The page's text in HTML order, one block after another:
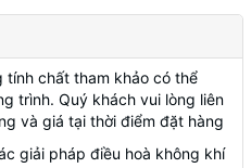
tính chất tham khảo có thể
trình. Quý khách vui lòng liên
và giá tại thời điểm đặt hàng
giải pháp điều hoà không khí